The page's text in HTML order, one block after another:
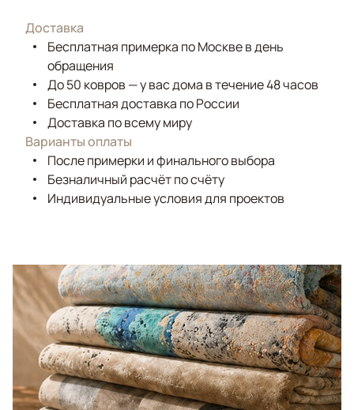
Доставка
Бесплатная примерка по Москве в день
обращения
До 50 ковров — у вас дома в течение 48 часов
Бесплатная доставка по России
Доставка по всему миру
Варианты оплаты
После примерки и финального выбора
Безналичный расчёт по счёту
Индивидуальные условия для проектов